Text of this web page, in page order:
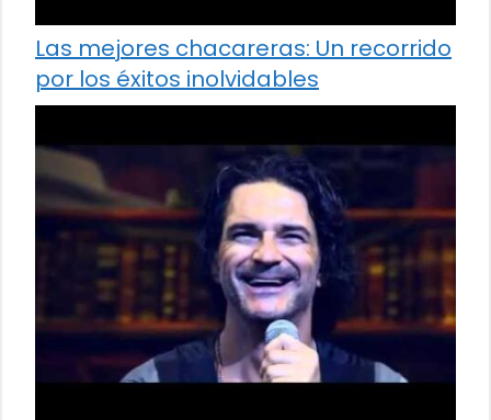
Las mejores chacareras: Un recorrido
por los éxitos inolvidables